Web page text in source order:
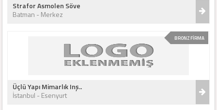
Strafor Asmolen Söve
Batman - Merkez
BRONZ FİRMA
Üçlü Yapı Mimarlık Inş..
İstanbul - Esenyurt